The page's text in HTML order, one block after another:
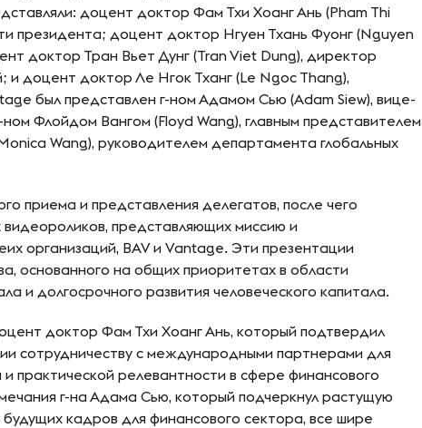
доцент доктор Фам Тхи Хоанг Ань (Pham Thi
президента; доцент доктор Нгуен Тхань Фуонг (Nguyen
доктор Тран Вьет Дунг (Tran Viet Dung), директор
и доцент доктор Ле Нгок Тханг (Le Ngoc Thang),
был представлен г-ном Адамом Сью (Adam Siew), вице-
Флойдом Вангом (Floyd Wang), главным представителем
Wang), руководителем департамента глобальных
приема и представления делегатов, после чего
представляющих миссию и
организаций, BAV и Vantage. Эти презентации
основанного на общих приоритетах в области
и долгосрочного развития человеческого капитала.
доктор Фам Тхи Хоанг Ань, который подтвердил
сотрудничеству с международными партнерами для
практической релевантности в сфере финансового
г-на Адама Сью, который подчеркнул растущую
кадров для финансового сектора, все шире